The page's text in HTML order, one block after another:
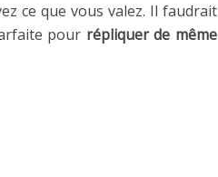
ce que vous valez. Il faudrait
pour répliquer de même